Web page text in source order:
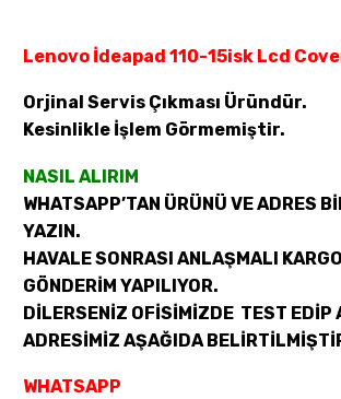
Lenovo İdeapad 110-15isk Lcd
Orjinal Servis Çıkması Üründür.
Kesinlikle İşlem Görmemiştir.
NASIL ALIRIM
WHATSAPP’TAN ÜRÜNÜ VE ADRES
YAZIN.
HAVALE SONRASI ANLAŞMALI
GÖNDERİM YAPILIYOR.
DİLERSENİZ OFİSİMİZDE TEST EDİP
ADRESİMİZ AŞAĞIDA
WHATSAPP